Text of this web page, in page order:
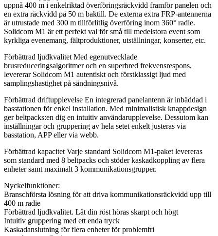
uppnå 400 m i enkelriktad överföringsräckvidd framför panelen och
en extra räckvidd på 50 m baktill. De externa extra FRP-antennerna
är utrustade med 300 m tillförlitlig överföring inom 360° radie.
Solidcom M1 är ett perfekt val för små till medelstora event som
kyrkliga evenemang, fältproduktioner, utställningar, konserter, etc.
Förbättrad ljudkvalitet Med egenutvecklade
brusreduceringsalgoritmer och en superbred frekvensrespons,
levererar Solidcom M1 autentiskt och förstklassigt ljud med
samplingshastighet på sändningsnivå.
Förbättrad driftupplevelse En integrerad panelantenn är inbäddad i
basstationen för enkel installation. Med minimalistisk knappdesign
ger beltpacks:en dig en intuitiv användarupplevelse. Dessutom kan
inställningar och gruppering av hela setet enkelt justeras via
basstation, APP eller via webb.
Förbättrad kapacitet Varje standard Solidcom M1-paket levereras
som standard med 8 beltpacks och stöder kaskadkoppling av flera
enheter samt maximalt 3 kommunikationsgrupper.
Nyckelfunktioner:
Branschförsta lösning för att driva kommunikationsräckvidd upp till
400 m radie
Förbättrad ljudkvalitet. Låt din röst höras skarpt och högt
Intuitiv gruppering med ett enda tryck
Kaskadanslutning för flera enheter för problemfri